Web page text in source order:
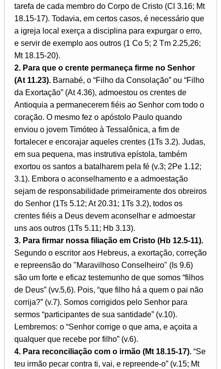
tarefa de cada membro do Corpo de Cristo (Cl 3.16; Mt
18.15-17). Todavia, em certos casos, é necessário que
a igreja local exerça a disciplina para expurgar o erro,
e servir de exemplo aos outros (1 Co 5; 2 Tm 2.25,26;
Mt 18.15-20).
2. Para que o crente permaneça firme no Senhor
(At 11.23). Barnabé, o “Filho da Consolação” ou “Filho
da Exortação” (At 4.36), admoestou os crentes de
Antioquia a permanecerem fiéis ao Senhor com todo o
coração. O mesmo fez o apóstolo Paulo quando
enviou o jovem Timóteo à Tessalônica, a fim de
fortalecer e encorajar aqueles crentes (1Ts 3.2). Judas,
em sua pequena, mas instrutiva epístola, também
exortou os santos a batalharem pela fé (v.3; 2Pe 1.12;
3.1). Embora o aconselhamento e a admoestação
sejam de responsabilidade primeiramente dos obreiros
do Senhor (1Ts 5.12; At 20.31; 1Ts 3.2), todos os
crentes fiéis a Deus devem aconselhar e admoestar
uns aos outros (1Ts 5.11; Hb 3.13).
3. Para firmar nossa filiação em Cristo (Hb 12.5-11).
Segundo o escritor aos Hebreus, a exortação, correção
e repreensão do "Maravilhoso Conselheiro" (Is 9.6)
são um forte e eficaz testemunho de que somos “filhos
de Deus” (vv.5,6). Pois, “que filho há a quem o pai não
corrija?” (v.7). Somos corrigidos pelo Senhor para
sermos “participantes de sua santidade” (v.10).
Lembremos: o “Senhor corrige o que ama, e açoita a
qualquer que recebe por filho” (v.6).
4. Para reconciliação com o irmão (Mt 18.15-17). “Se
teu irmão pecar contra ti, vai, e repreende-o” (v.15; Mt